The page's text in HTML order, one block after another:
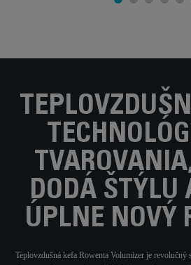
DODÁ ŠTÝLU
ÚPLNE NOVÝ
Teplovzdušná kefa Rowenta Volumizer je